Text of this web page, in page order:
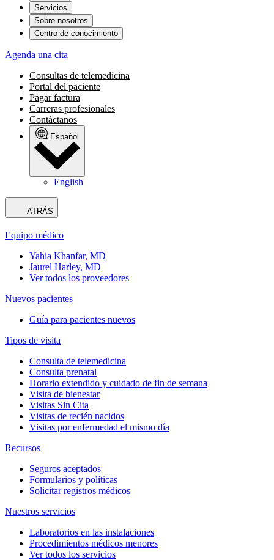
Servicios
Sobre nosotros
Centro de conocimiento
Agenda una cita
Consultas de telemedicina
Portal del paciente
Pagar factura
Carreras profesionales
Contáctanos
Español
English
ATRÁS
Equipo médico
Yahia Khanfar, MD
Jaurel Harley, MD
Ver todos los proveedores
Nuevos pacientes
Guía para pacientes nuevos
Tipos de visita
Consulta de telemedicina
Consulta prenatal
Horario extendido y cuidado de fin de semana
Visita de bienestar
Visitas Sin Cita
Visitas de recién nacidos
Visitas por enfermedad el mismo día
Recursos
Seguros aceptados
Formularios y políticas
Solicitar registros médicos
Nuestros servicios
Laboratorios en las instalaciones
Procedimientos médicos menores
Ver todos los servicios